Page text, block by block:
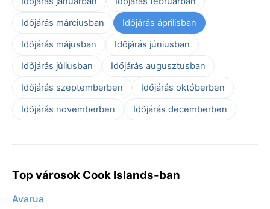
Időjárás márciusban
Időjárás áprilisban
Időjárás májusban
Időjárás júniusban
Időjárás júliusban
Időjárás augusztusban
Időjárás szeptemberben
Időjárás októberben
Időjárás novemberben
Időjárás decemberben
Top városok Cook Islands-ban
Avarua